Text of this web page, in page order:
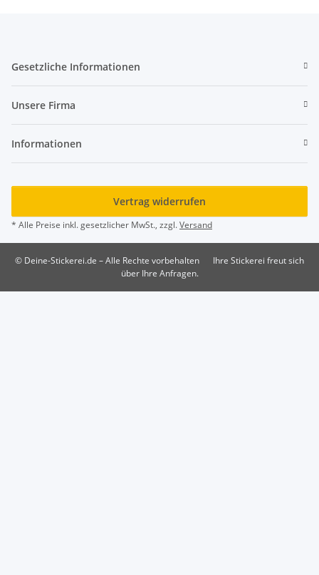
Gesetzliche Informationen
Unsere Firma
Informationen
Vertrag widerrufen
* Alle Preise inkl. gesetzlicher MwSt., zzgl.Versand
© Deine-Stickerei.de – Alle Rechte vorbehalten
Ihre Stickerei freut sich
über Ihre Anfragen.